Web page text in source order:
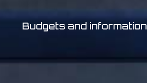
Budgets and information